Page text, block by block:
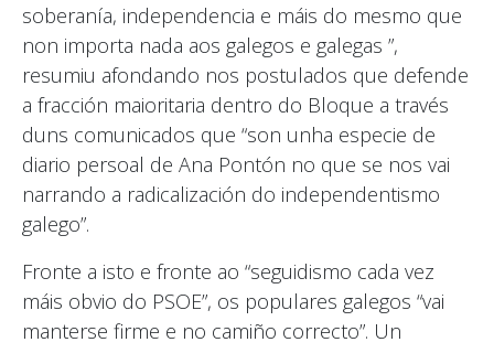
soberanía, independencia e máis do mesmo que
non importa nada aos galegos e galegas ”,
resumiu afondando nos postulados que defende
a fracción maioritaria dentro do Bloque a través
duns comunicados que “son unha especie de
diario persoal de Ana Pontón no que se nos vai
narrando a radicalización do independentismo
galego”.
Fronte a isto e fronte ao “seguidismo cada vez
máis obvio do PSOE”, os populares galegos “vai
manterse firme e no camiño correcto”. Un